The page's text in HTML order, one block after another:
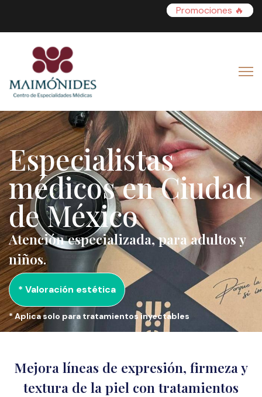
Promociones 🔥
Especialistas
médicos en Ciudad
de México
Atención especializada, para adultos y
niños.
* Valoración estética
* Aplica solo para tratamientos inyectables
Mejora líneas de expresión, firmeza y
textura de la piel con tratamientos